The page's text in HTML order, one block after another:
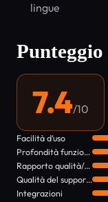
lingue
7.4/10
Facilità d’uso
Profondità funzionalità
Rapporto qualità/prezzo
Qualità del supporto
Integrazioni